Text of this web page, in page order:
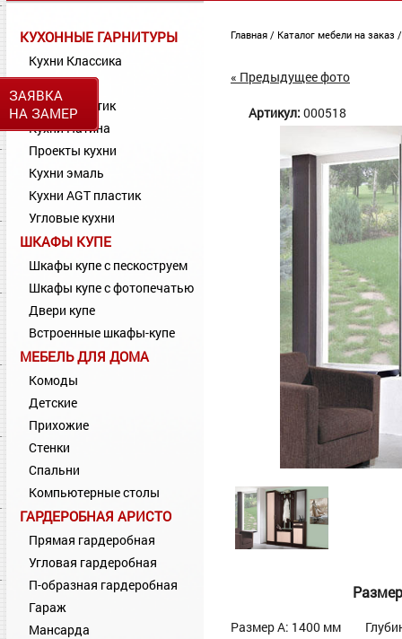
ЗАЯВКА
НА ЗАМЕР
КУХОННЫЕ ГАРНИТУРЫ
Кухни Классика
Кухни МДФ
Кухни Пластик
Кухни Патина
Проекты кухни
Кухни эмаль
Кухни AGT пластик
Угловые кухни
ШКАФЫ КУПЕ
Шкафы купе с пескоструем
Шкафы купе с фотопечатью
Двери купе
Встроенные шкафы-купе
МЕБЕЛЬ ДЛЯ ДОМА
Комоды
Детские
Прихожие
Стенки
Спальни
Компьютерные столы
ГАРДЕРОБНАЯ АРИСТО
Прямая гардеробная
Угловая гардеробная
П-образная гардеробная
Гараж
Мансарда
Главная / Каталог мебели на заказ
« Предыдущее фото
Артикул: 000518
Размер А: 1400 мм